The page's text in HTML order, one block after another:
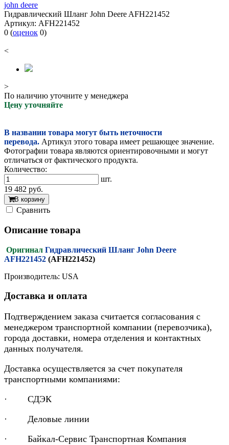
john deere
Гидравлический Шланг John Deere AFH221452
Артикул: AFH221452
0 (оценок 0)
<
>
По наличию уточните у менеджера
Цену уточняйте
В названии товара могут быть неточности
перевода. Артикул этого товара имеет решающее значение.
Фотографии товара являются ориентировочными и могут
отличаться от фактического продукта.
Количество:
шт.
19 482 руб.
В корзину
Cравнить
Описание товара
Оригинал Гидравлический Шланг John Deere
AFH221452 (AFH221452)
Производитель: USA
Доставка и оплата
Подтверждением заказа считается согласования с
менеджером транспортной компании (перевозчика),
города доставки, номера отделения и контактных
данных получателя.
Доставка осуществляется за счет покупателя
транспортными компаниями:
· СДЭК
· Деловые линии
· Байкал-Сервис Транспортная Компания